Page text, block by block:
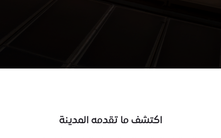
اكتشف ما تقدمه المدينة